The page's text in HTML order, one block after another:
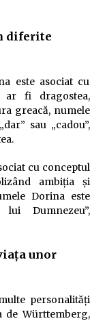
diferite
este asociat cu
ar fi dragostea,
greacă, numele
sau „cadou”,
cu conceptul
ambiția și
Dorina este
Dumnezeu”,
unor
personalități
Württemberg,